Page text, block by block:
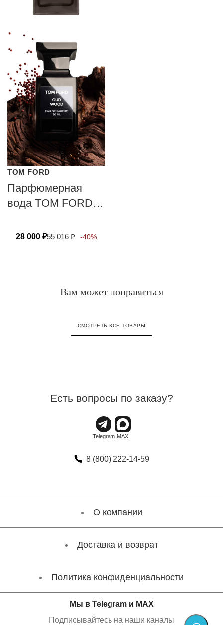
TOM FORD
Парфюмерная
вода TOM FORD
28 000 ₽55 016₽ -40%
Вам может понравиться
СМОТРЕТЬ ВСЕ ТОВАРЫ
Есть вопросы по заказу?
8 (800) 222-14-59
О компании
Доставка и возврат
Политика конфиденциальности
Мы в Telegram и MAX
Подписывайтесь на наши каналы